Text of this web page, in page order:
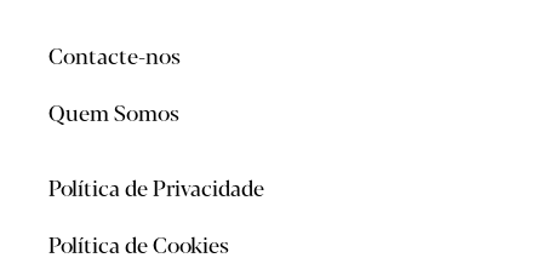
Contacte-nos
Quem Somos
Política de Privacidade
Política de Cookies